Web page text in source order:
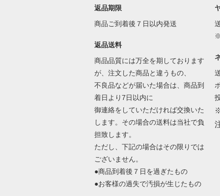
返品期限
商品ご到着後７日以内発送
返品送料
商品品質には万全を期しております
が、注文した商品と違うもの、
不良品などが届いた場合は、商品到
着日より7日以内に
御連絡をしていただければ交換いた
します。その場合の送料は当社で負
担致します。
ただし、下記の場合はその限りでは
ございません。
●商品到着後７日を過ぎたもの
●お客様の過失で汚損が生じたもの